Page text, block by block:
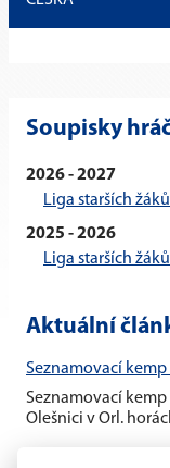
Soupisky
2026 - 2027
Liga starších žáků
2025 - 2026
Liga starších žáků
Aktuální
Seznamovací
Seznamovací kemp
Olešnici v Orl.